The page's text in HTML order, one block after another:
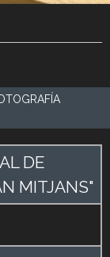
DE
MITJANS"